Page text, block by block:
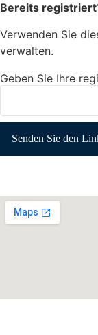
Bereits
Verwenden Sie
verwalten.
Geben Sie Ihre